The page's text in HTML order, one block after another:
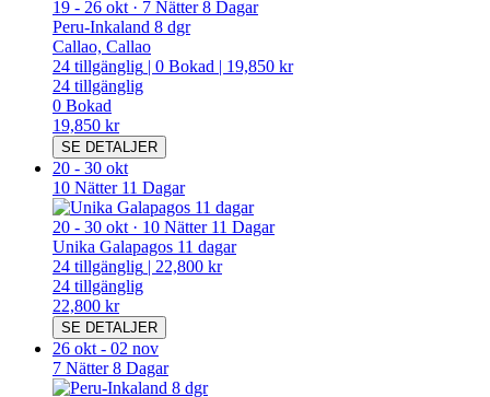
19 - 26 okt · 7 Nätter 8 Dagar
Peru-Inkaland 8 dgr
Callao, Callao
24 tillgänglig | 0 Bokad | 19,850 kr
24 tillgänglig
0 Bokad
19,850 kr
SE DETALJER
20 - 30 okt
10 Nätter 11 Dagar
20 - 30 okt · 10 Nätter 11 Dagar
Unika Galapagos 11 dagar
24 tillgänglig | 22,800 kr
24 tillgänglig
22,800 kr
SE DETALJER
26 okt - 02 nov
7 Nätter 8 Dagar